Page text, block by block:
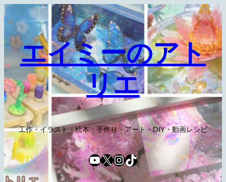
容
を
ス
キ
ッ
プ
エイミーのアト
リエ
工作・イラスト・絵本・手作り・アート・DIY・動画レシピ
YouTube
X Instagram
TikTok